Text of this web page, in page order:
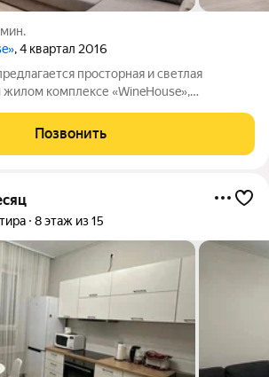
, 4 квартал 2016
просторная и светлая
жилом комплексе «WineHouse»,
и парка Зарядье. Общая площадь 124
4 этаже. Высота
Позвонить
8 этаж из 15